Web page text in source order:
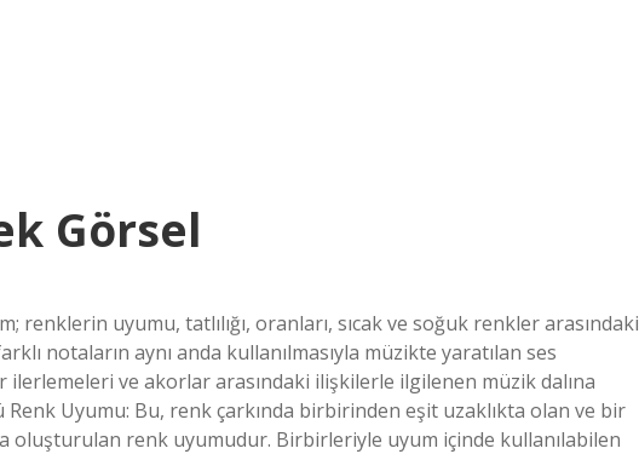
Görsel
renklerin uyumu, tatlılığı, oranları, sıcak ve soğuk renkler arasındaki
notaların aynı anda kullanılmasıyla müzikte yaratılan ses
ve akorlar arasındaki ilişkilerle ilgilenen müzik dalına
Uyumu: Bu, renk çarkında birbirinden eşit uzaklıkta olan ve bir
oluşturulan renk uyumudur. Birbirleriyle uyum içinde kullanılabilen